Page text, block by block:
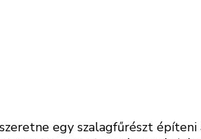
egy szalagfűrészt